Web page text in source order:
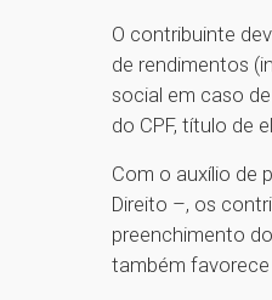
O contribuinte
de rendimentos
social em caso
do CPF, título de
Com o auxílio de
Direito –, os
preenchimento
também